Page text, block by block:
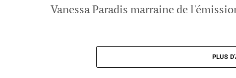
Vanessa Paradis marraine de
PLUS